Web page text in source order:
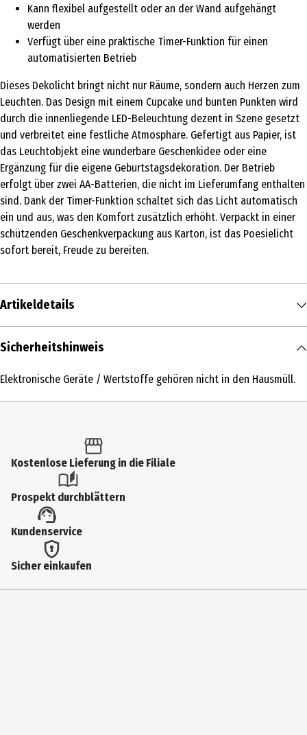
Kann flexibel aufgestellt oder an der Wand aufgehängt
werden
Verfügt über eine praktische Timer-Funktion für einen
automatisierten Betrieb
Dieses Dekolicht bringt nicht nur Räume, sondern auch Herzen zum
Leuchten. Das Design mit einem Cupcake und bunten Punkten wird
durch die innenliegende LED-Beleuchtung dezent in Szene gesetzt
und verbreitet eine festliche Atmosphäre. Gefertigt aus Papier, ist
das Leuchtobjekt eine wunderbare Geschenkidee oder eine
Ergänzung für die eigene Geburtstagsdekoration. Der Betrieb
erfolgt über zwei AA-Batterien, die nicht im Lieferumfang enthalten
sind. Dank der Timer-Funktion schaltet sich das Licht automatisch
ein und aus, was den Komfort zusätzlich erhöht. Verpackt in einer
schützenden Geschenkverpackung aus Karton, ist das Poesielicht
sofort bereit, Freude zu bereiten.
Artikeldetails
Inhalt
Produkttyp
13 cm
16 cm
Materialdetails
LED-Licht aus Papier
Tiefe
Sicherheitshinweis
Elektronische Geräte / Wertstoffe gehören nicht in den Hausmüll.
Kostenlose Lieferung in die Filiale
Prospekt durchblättern
Kundenservice
Sicher einkaufen